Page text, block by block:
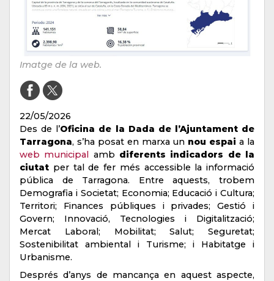
Imatge de la web.
22/05/2026
Des de l’Oficina de la Dada de l’Ajuntament de
Tarragona, s’ha posat en marxa un nou espai a la
web municipal amb diferents indicadors de la
ciutat per tal de fer més accessible la informació
pública de Tarragona. Entre aquests, trobem
Demografia i Societat; Economia; Educació i Cultura;
Territori; Finances públiques i privades; Gestió i
Govern; Innovació, Tecnologies i Digitalització;
Mercat Laboral; Mobilitat; Salut; Seguretat;
Sostenibilitat ambiental i Turisme; i Habitatge i
Urbanisme.
Després d’anys de mancança en aquest aspecte,